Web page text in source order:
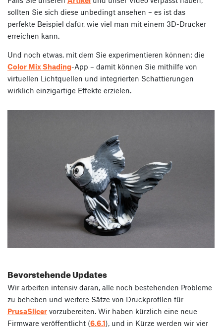
sollten Sie sich diese unbedingt ansehen – es ist das
perfekte Beispiel dafür, wie viel man mit einem 3D-Drucker
erreichen kann.
Und noch etwas, mit dem Sie experimentieren können: die
Color Mix Shading-App – damit können Sie mithilfe von
virtuellen Lichtquellen und integrierten Schattierungen
wirklich einzigartige Effekte erzielen.
Bevorstehende Updates
Wir arbeiten intensiv daran, alle noch bestehenden Probleme
zu beheben und weitere Sätze von Druckprofilen für
PrusaSlicer vorzubereiten. Wir haben kürzlich eine neue
Firmware veröffentlicht (6.6.1), und in Kürze werden wir vier